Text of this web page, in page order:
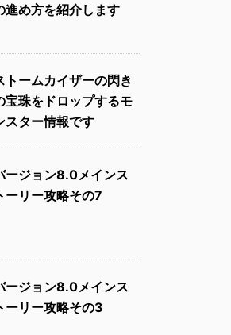
進め方を紹介します
トームカイザーの閃き
宝珠をドロップするモ
スター情報です
ージョン8.0メインス
ーリー攻略その7
ージョン8.0メインス
ーリー攻略その3